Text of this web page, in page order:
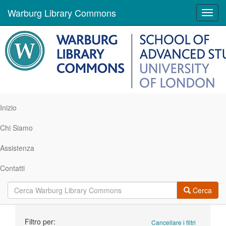
Warburg Library Commons
Inizio
Chi Siamo
Assistenza
Contatti
Cerca
Cancellare i filtri
Filtro per: